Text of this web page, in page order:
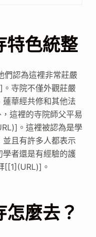
特色統整
們認為這裡非常莊嚴
寺院不僅外觀莊嚴
華經共修和其他法
這裡的寺院師父平易
。這裡被認為是學
且有許多人都表示
者還是有經驗的護
[[1](URL)]。
麼去？